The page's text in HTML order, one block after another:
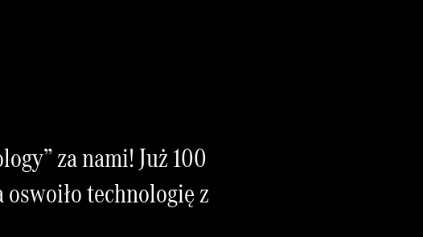
za nami! Już 100
technologię z